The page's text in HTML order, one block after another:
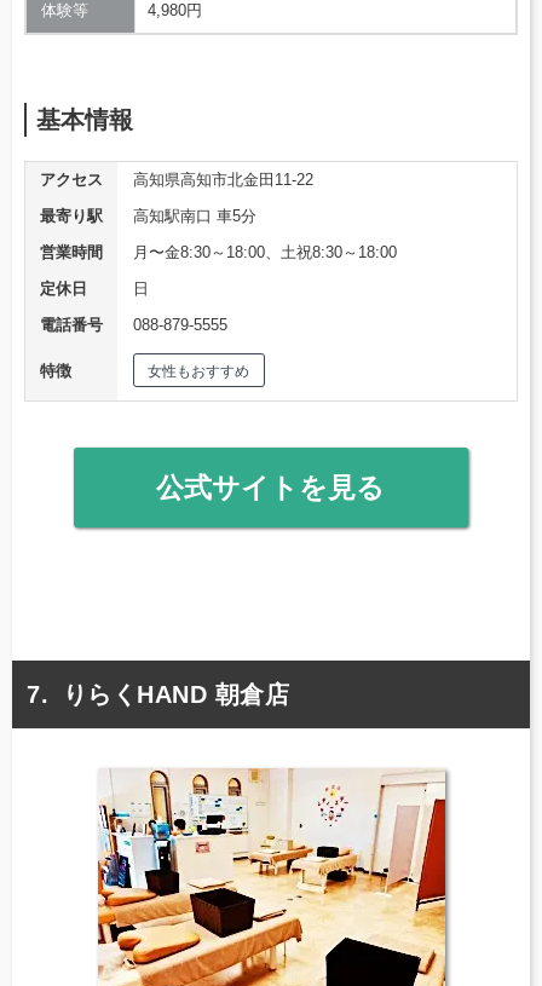
体験等 4,980円
基本情報
アクセス
高知県高知市北金田11-22
最寄り駅
高知駅南口 車5分
営業時間
月〜金8:30～18:00、土祝8:30～18:00
定休日
日
電話番号
088-879-5555
特徴 女性もおすすめ
公式サイトを見る
りらくHAND 朝倉店